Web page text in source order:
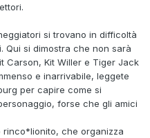
si trovano in difficoltà
Qui si dimostra che non sarà
Carson, Kit Willer e Tiger Jack
e inarrivabile, leggete
per capire come si
forse che gli amici
che organizza